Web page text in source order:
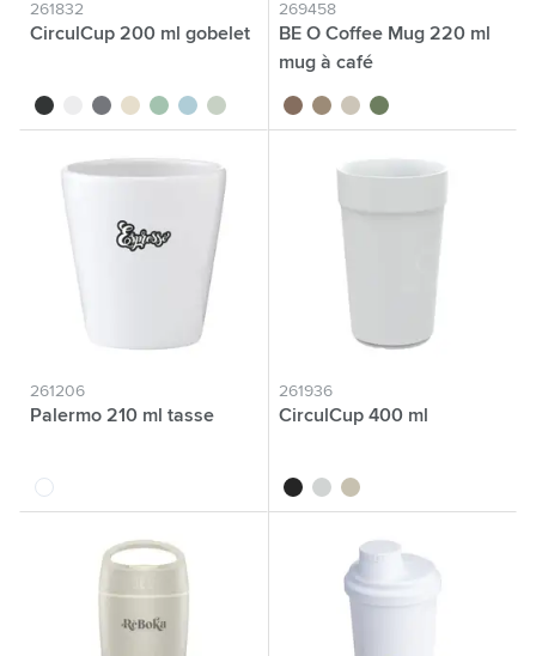
261832
CirculCup 200 ml gobelet
noir blanc cassé
gris pierre
beigevert clairbleu clairvert moyen
269458
BE O Coffee Mug 220 ml
mug à café
brun beigecrèmevert mousse
261206
Palermo 210 ml tasse
blanc
261936
CirculCup 400 ml
noir blanc cassé
beige